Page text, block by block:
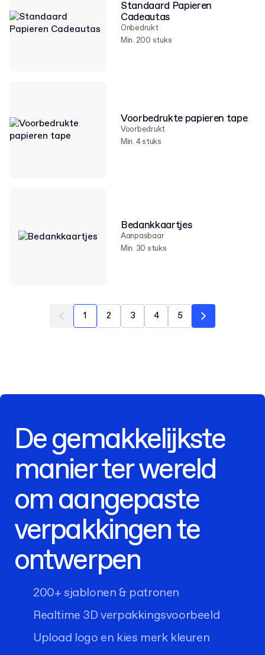
Standaard Papieren
Cadeautas
Onbedrukt
Min. 200 stuks
Voorbedrukte papieren tape
Voorbedrukt
Min. 4 stuks
Bedankkaartjes
Aanpasbaar
Min. 30 stuks
1 2 3 4 5
De gemakkelijkste
manier ter wereld
om aangepaste
verpakkingen te
ontwerpen
200+ sjablonen & patronen
Realtime 3D verpakkingsvoorbeeld
Upload logo en kies merk kleuren